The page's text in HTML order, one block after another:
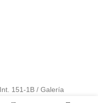
151-1B / Galería
0